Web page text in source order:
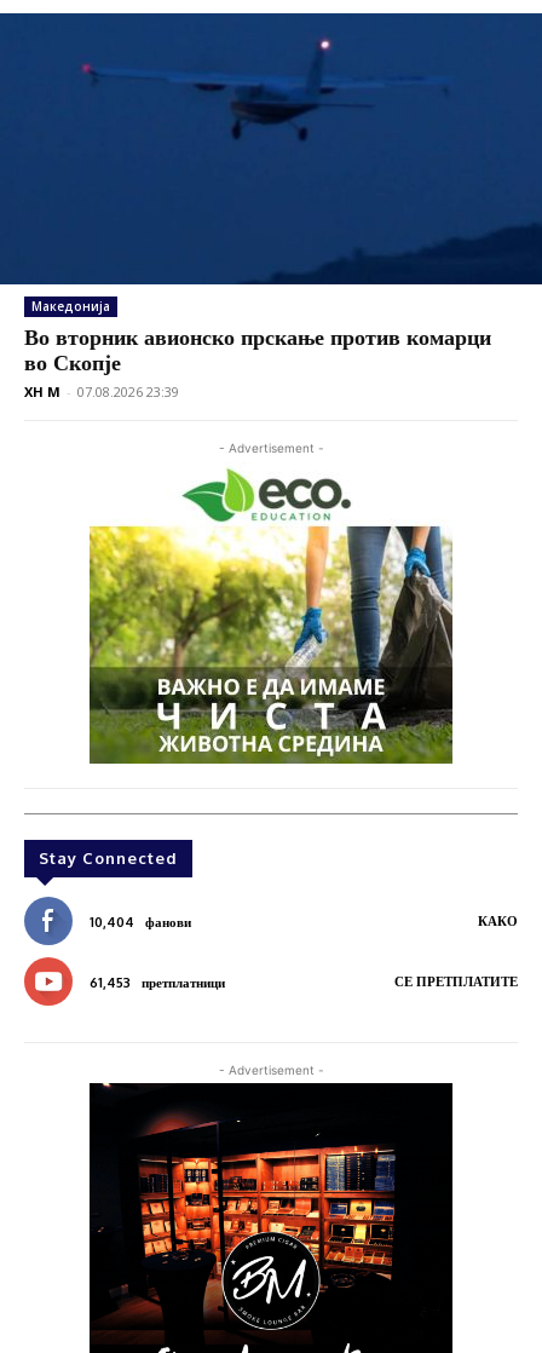
Македонија
Во вторник авионско прскање против комарци
во Скопје
XH M - 07.08.2026 23:39
- Advertisement -
Stay Connected
10,404 фанови КАКО
61,453 претплатници СЕ ПРЕТПЛАТИТЕ
- Advertisement -